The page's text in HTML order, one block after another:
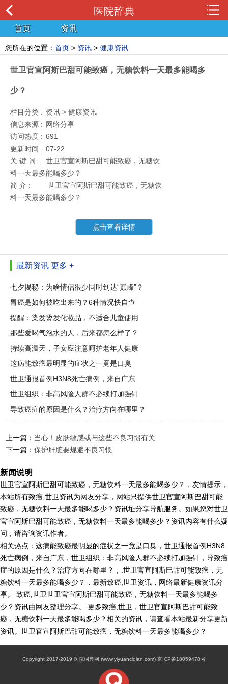
医院辞典
首页 资讯
您所在的位置： 首页 > 资讯 > 健康资讯
世卫官宣阿斯巴甜可能致癌，无糖饮料一天最多能喝多
少？
栏目分类 : 资讯 > 健康资讯
信息来源 : 网络分享
访问热度 : 691
更新时间 : 07-22
关 键 词 :
世卫官宣阿斯巴甜可能致癌，无糖饮
料一天最多能喝多少？
简 介 :
世卫官宣阿斯巴甜可能致癌，无糖饮
料一天最多能喝多少？
点击查看详情
最新资讯 更多 +
七夕揭秘：为啥情侣很少同时到达“巅峰”？
胃癌是如何被吃出来的？6种情况快自查
提醒：染发烫发化妆品，不适合儿童使用
那些爱喝气泡水的人，后来都怎么样了？
持续高温天，子女应注意呵护老年人健康
这病能致癌最明显的症状之一竟是口臭
世卫通报首例H3N8死亡病例，来自广东
世卫组织：非高风险人群不必续打加强针
导致癌症的原因是什么？治疗方向在哪里？
上一篇： 当心！皮肤敏感或与这些不良习惯有关
下一篇：保护肝脏要规避不良习惯
新闻说明
世卫官宣阿斯巴甜可能致癌，无糖饮料一天最多能喝多少？，友情提示，
本站所有致癌,世卫资讯为网友分享，网站只提供世卫官宣阿斯巴甜可能
致癌，无糖饮料一天最多能喝多少？资讯址分享导航服务。如果您对世卫
官宣阿斯巴甜可能致癌，无糖饮料一天最多能喝多少？资讯内容有什么疑
问，请咨询资讯作者。
相关热点：这病能致癌最明显的症状之一竟是口臭，世卫通报首例H3N8
死亡病例，来自广东，世卫组织：非高风险人群不必续打加强针，导致癌
症的原因是什么？治疗方向在哪里？，.世卫官宣阿斯巴甜可能致癌，无
糖饮料一天最多能喝多少？，最新致癌,世卫资讯，网络最新健康资讯分
享。 致癌,世卫世卫官宣阿斯巴甜可能致癌，无糖饮料一天最多能喝多
少？资讯由网友整理分享。 更多致癌,世卫，世卫官宣阿斯巴甜可能致
癌，无糖饮料一天最多能喝多少？相关的资讯，请查看本站最新分享更新
资讯。世卫官宣阿斯巴甜可能致癌，无糖饮料一天最多能喝多少？
Copyright 2017-2019 医院词典网 (www.yiyuancidian.com) 京ICP备18059478号